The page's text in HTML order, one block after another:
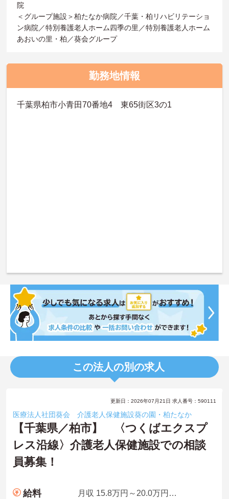
院
＜グループ施設＞柏たなか病院／千葉・柏リハビリテーショ
ン病院／特別養護老人ホーム四季の里／特別養護老人ホーム
あおいの里・柏／葵会グループ
勤務地情報
千葉県柏市小青田70番地4 東65街区3の1
この法人の別の求人
更新日：2026年07月21日 求人番号：590111
医療法人社団葵会 介護老人保健施設葵の園・柏たなか
【千葉県／柏市】 〈つくばエクスプ
レス沿線〉介護老人保健施設での相談
員募集！
給料 月収 15.8万円～20.0万円程度（諸手当込）